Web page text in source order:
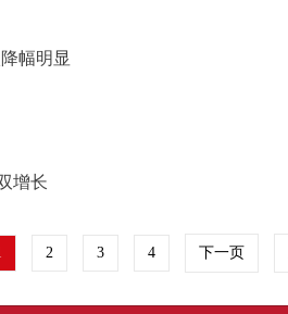
幅明显
增长
2 3 4 下一页